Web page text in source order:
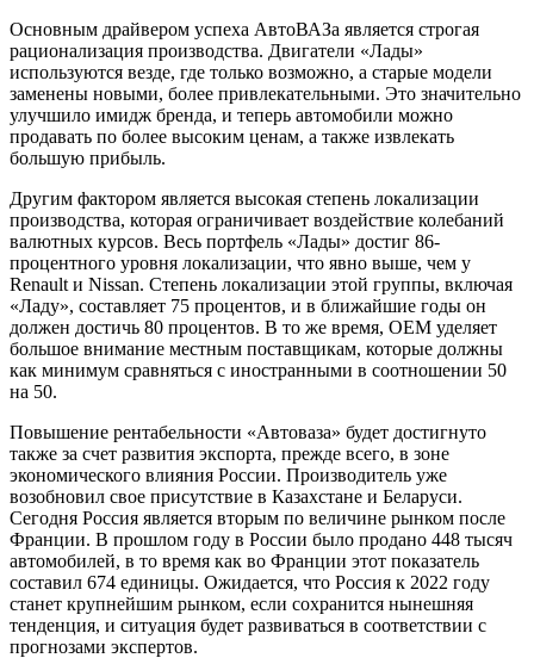
Основным драйвером успеха АвтоВАЗа является строгая
рационализация производства. Двигатели «Лады»
используются везде, где только возможно, а старые модели
заменены новыми, более привлекательными. Это значительно
улучшило имидж бренда, и теперь автомобили можно
продавать по более высоким ценам, а также извлекать
большую прибыль.
Другим фактором является высокая степень локализации
производства, которая ограничивает воздействие колебаний
валютных курсов. Весь портфель «Лады» достиг 86-
процентного уровня локализации, что явно выше, чем у
Renault и Nissan. Степень локализации этой группы, включая
«Ладу», составляет 75 процентов, и в ближайшие годы он
должен достичь 80 процентов. В то же время, OEM уделяет
большое внимание местным поставщикам, которые должны
как минимум сравняться с иностранными в соотношении 50
на 50.
Повышение рентабельности «Автоваза» будет достигнуто
также за счет развития экспорта, прежде всего, в зоне
экономического влияния России. Производитель уже
возобновил свое присутствие в Казахстане и Беларуси.
Сегодня Россия является вторым по величине рынком после
Франции. В прошлом году в России было продано 448 тысяч
автомобилей, в то время как во Франции этот показатель
составил 674 единицы. Ожидается, что Россия к 2022 году
станет крупнейшим рынком, если сохранится нынешняя
тенденция, и ситуация будет развиваться в соответствии с
прогнозами экспертов.